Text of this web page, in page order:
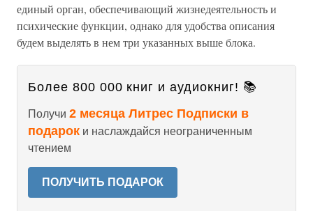
единый орган, обеспечивающий жизнедеятельность и
психические функции, однако для удобства описания
будем выделять в нем три указанных выше блока.
Более 800 000 книг и аудиокниг! 📚
Получи 2 месяца Литрес Подписки в
подарок и наслаждайся неограниченным
чтением
ПОЛУЧИТЬ ПОДАРОК